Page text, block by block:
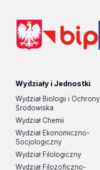
Wydziały i Jednostki
Wydział Biologii i Ochrony
Środowiska
Wydział Chemii
Wydział Ekonomiczno-
Socjologiczny
Wydział Filologiczny
Wydział Filozoficzno-